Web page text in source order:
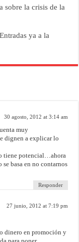
sobre la crisis de la
ya a la
30 agosto, 2012 at 3:14 am
muy
dignen a explicar lo
tiene potencial…ahora
basa en no contarnos
Responder
27 junio, 2012 at 7:19 pm
dinero en promoción y